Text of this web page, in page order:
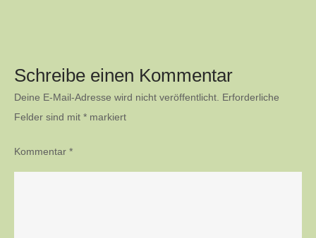
Schreibe einen Kommentar
Deine E-Mail-Adresse wird nicht veröffentlicht. Erforderliche
Felder sind mit * markiert
Kommentar *